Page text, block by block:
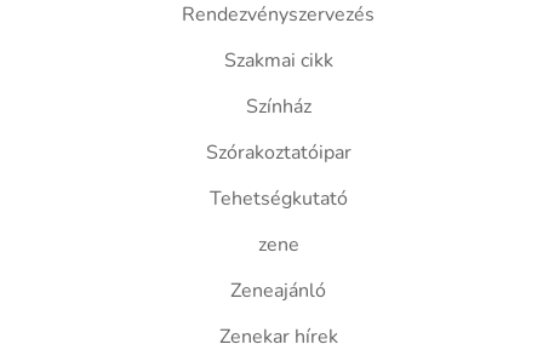
Rendezvényszervezés
Szakmai cikk
Színház
Szórakoztatóipar
Tehetségkutató
zene
Zeneajánló
Zenekar hírek